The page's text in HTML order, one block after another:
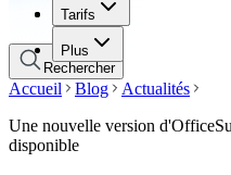
Tarifs
Plus
Tarifs
Rechercher
Accueil Blog
Actualités
Une nouvelle version
disponible